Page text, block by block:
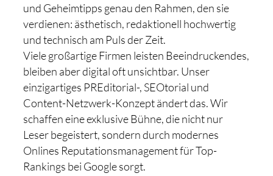
und Geheimtipps genau den Rahmen, den sie
verdienen: ästhetisch, redaktionell hochwertig
und technisch am Puls der Zeit.
Viele großartige Firmen leisten Beeindruckendes,
bleiben aber digital oft unsichtbar. Unser
einzigartiges PREditorial-, SEOtorial und
Content-Netzwerk-Konzept ändert das. Wir
schaffen eine exklusive Bühne, die nicht nur
Leser begeistert, sondern durch modernes
Onlines Reputationsmanagement für Top-
Rankings bei Google sorgt.